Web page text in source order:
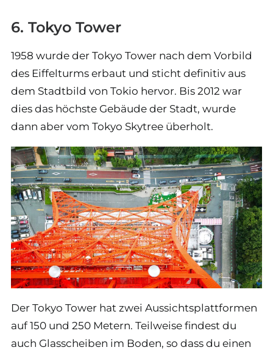
6. Tokyo Tower
1958 wurde der Tokyo Tower nach dem Vorbild
des Eiffelturms erbaut und sticht definitiv aus
dem Stadtbild von Tokio hervor. Bis 2012 war
dies das höchste Gebäude der Stadt, wurde
dann aber vom Tokyo Skytree überholt.
Der Tokyo Tower hat zwei Aussichtsplattformen
auf 150 und 250 Metern. Teilweise findest du
auch Glasscheiben im Boden, so dass du einen